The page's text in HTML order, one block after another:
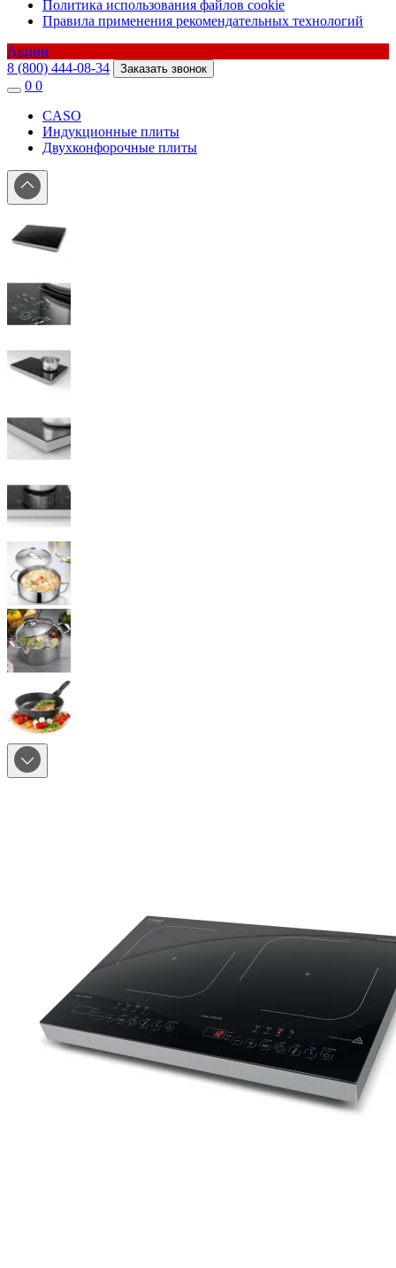
Политика использования файлов cookie
Правила применения рекомендательных технологий
Акции
8 (800) 444-08-34
Заказать звонок
0 0
CASO
Индукционные плиты
Двухконфорочные плиты